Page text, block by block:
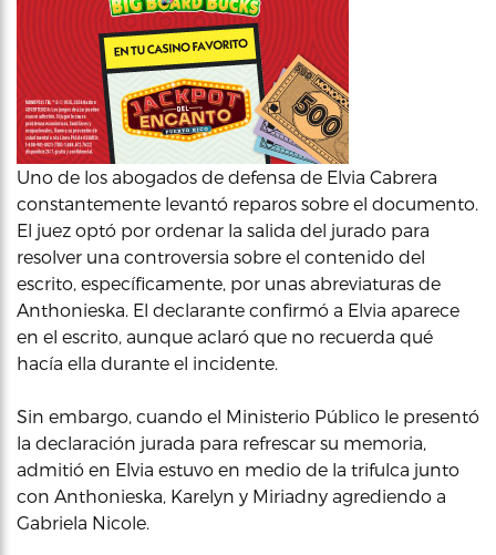
Uno de los abogados de defensa de Elvia Cabrera
constantemente levantó reparos sobre el documento.
El juez optó por ordenar la salida del jurado para
resolver una controversia sobre el contenido del
escrito, específicamente, por unas abreviaturas de
Anthonieska. El declarante confirmó a Elvia aparece
en el escrito, aunque aclaró que no recuerda qué
hacía ella durante el incidente.
Sin embargo, cuando el Ministerio Público le presentó
la declaración jurada para refrescar su memoria,
admitió en Elvia estuvo en medio de la trifulca junto
con Anthonieska, Karelyn y Miriadny agrediendo a
Gabriela Nicole.